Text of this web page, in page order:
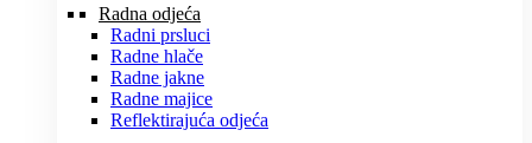
Radna odjeća
Radni prsluci
Radne hlače
Radne jakne
Radne majice
Reflektirajuća odjeća